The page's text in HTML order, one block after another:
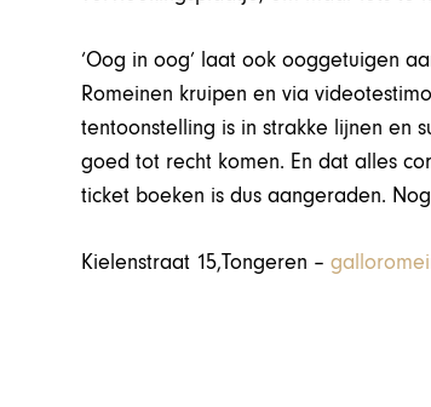
‘Oog in oog’ laat ook ooggetuigen
Romeinen kruipen en via
tentoonstelling is in strakke lijnen en
goed tot recht komen. En dat alles
ticket boeken is dus aangeraden.
Kielenstraat 15,Tongeren –